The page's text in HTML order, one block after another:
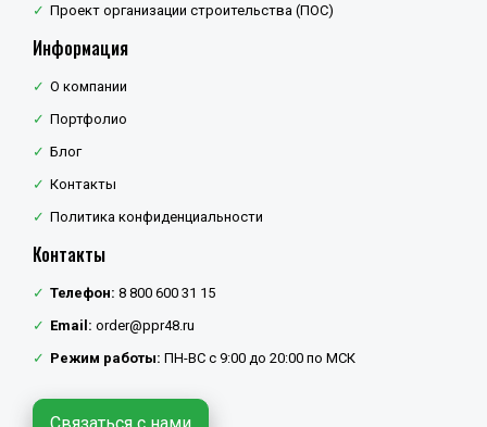
Проект организации строительства (ПОС)
Информация
О компании
Портфолио
Блог
Контакты
Политика конфиденциальности
Контакты
Телефон: 8 800 600 31 15
Email: order@ppr48.ru
Режим работы: ПН-ВС с 9:00 до 20:00 по МСК